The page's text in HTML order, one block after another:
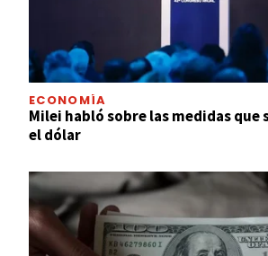
ECONOMÍA
Milei habló sobre las medidas que
el dólar